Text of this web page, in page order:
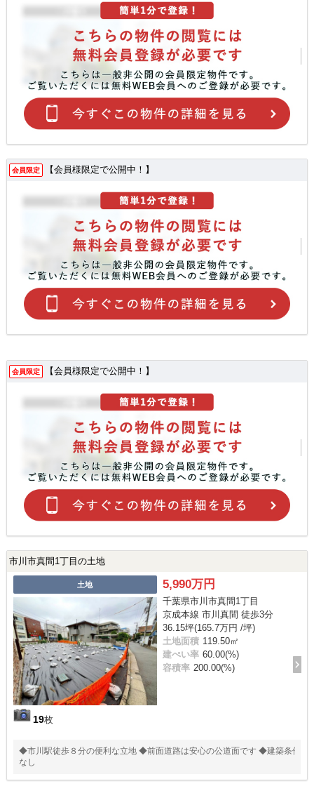
会員限定 【会員様限定で公開中！】
会員限定 【会員様限定で公開中！】
市川市真間1丁目の土地
土地
19枚
5,990万円
千葉県市川市真間1丁目
京成本線 市川真間 徒歩3分
36.15坪(165.7万円 /坪)
土地面積 119.50㎡
建ぺい率 60.00(%)
容積率 200.00(%)
◆市川駅徒歩８分の便利な立地 ◆前面道路は安心の公道面です ◆建築条件
なし